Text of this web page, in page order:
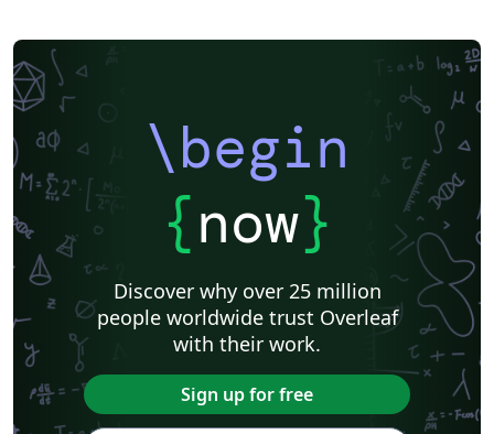
\begin
{now}
Discover why over 25 million
people worldwide trust Overleaf
with their work.
Sign up for free